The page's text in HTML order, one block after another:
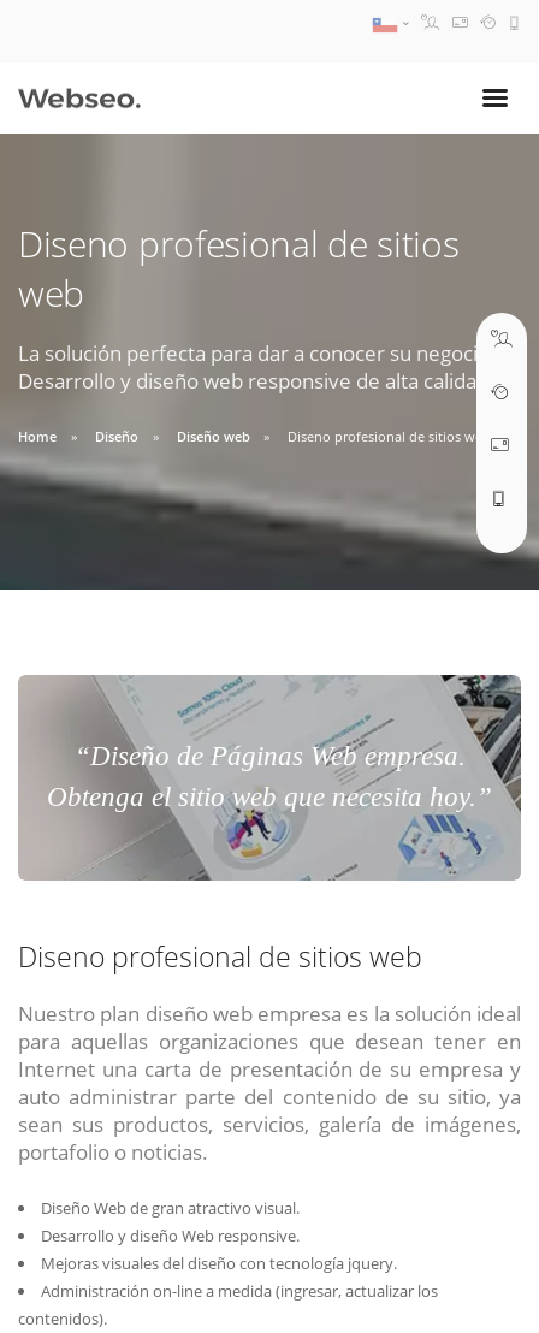
Diseno profesional de sitios
web
La solución perfecta para dar a conocer su negocio.
Desarrollo y diseño web responsive de alta calidad.
Home Diseño Diseño web Diseno profesional de sitios web
“Diseño de Páginas Web empresa.
Obtenga el sitio web que necesita hoy.”
Diseno profesional de sitios web
Nuestro plan diseño web empresa es la solución ideal
para aquellas organizaciones que desean tener en
Internet una carta de presentación de su empresa y
auto administrar parte del contenido de su sitio, ya
sean sus productos, servicios, galería de imágenes,
portafolio o noticias.
Diseño Web de gran atractivo visual.
Desarrollo y diseño Web responsive.
Mejoras visuales del diseño con tecnología jquery.
Administración on-line a medida (ingresar, actualizar los
contenidos).
09:30 AM A 18:30 PM